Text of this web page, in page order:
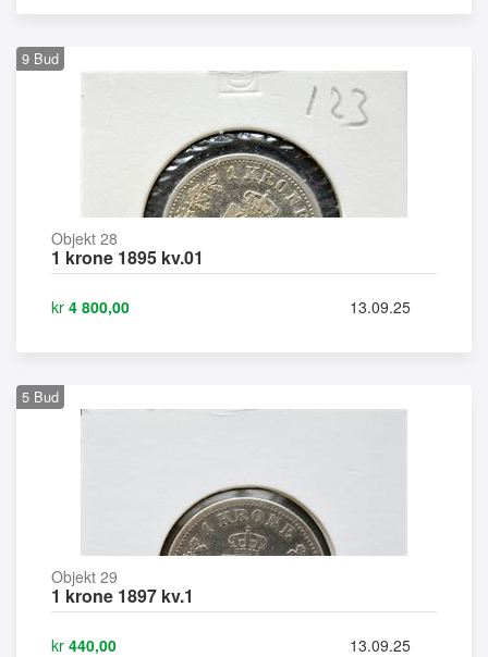
9 Bud
Objekt 28
1 krone 1895 kv.01
kr 4 800,00 13.09.25
5 Bud
Objekt 29
1 krone 1897 kv.1
kr 440,00 13.09.25